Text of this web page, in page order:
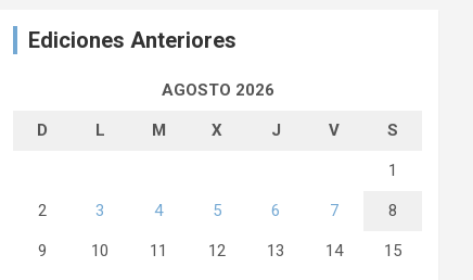
Ediciones Anteriores
AGOSTO 2026
D L M X J V S
1
2 3 4 5 6 7 8
9 10 11 12 13 14 15